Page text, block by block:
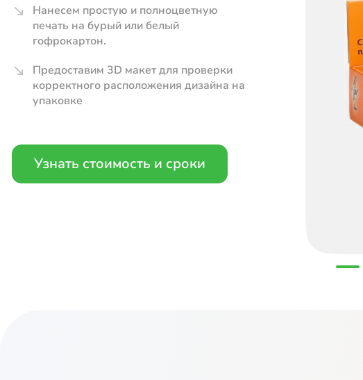
Нанесем простую и полноцветную
печать на бурый или белый
гофрокартон.
Предоставим 3D макет для проверки
корректного расположения дизайна на
упаковке
Узнать стоимость и сроки